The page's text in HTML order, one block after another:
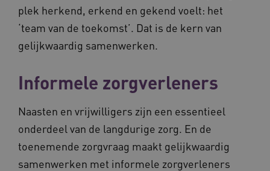
plek herkend, erkend en gekend voelt: het
‘team van de toekomst’. Dat is de kern van
gelijkwaardig samenwerken.
Informele zorgverleners
Naasten en vrijwilligers zijn een essentieel
onderdeel van de langdurige zorg. En de
toenemende zorgvraag maakt gelijkwaardig
samenwerken met informele zorgverleners